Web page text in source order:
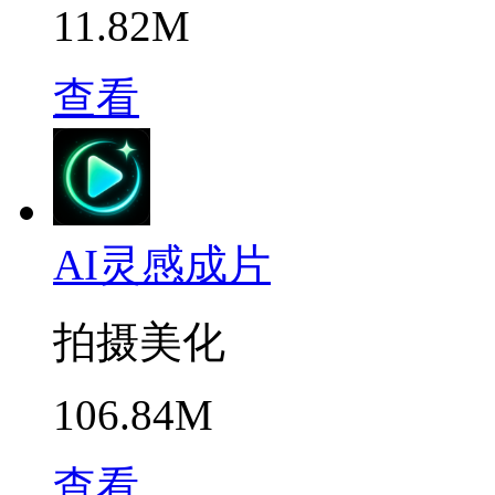
11.82M
查看
AI灵感成片
拍摄美化
106.84M